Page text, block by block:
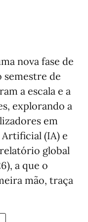
nova fase de
de
a escala e a
explorando a
em
(IA) e
global
a que o
mão, traça